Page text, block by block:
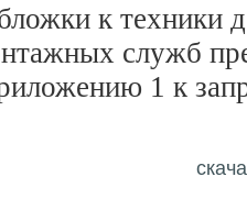
к техники
служб
1 к